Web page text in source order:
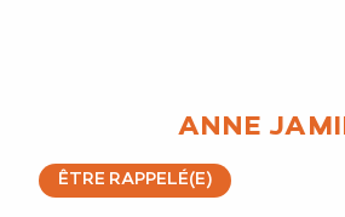
ANNE
ÊTRE RAPPELÉ(E)